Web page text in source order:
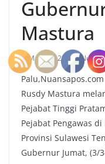
Mastura
Maret 4, 2023
Rusdy Mastura
Pejabat Tinggi
Pejabat Pengawas
Provinsi Sulawesi
Gubernur Jumat, (3/